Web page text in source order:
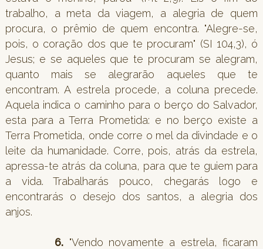
trabalho, a meta da viagem, a alegria de quem
procura, o prêmio de quem encontra. "Alegre-se,
pois, o coração dos que te procuram" (SI 104,3), ó
Jesus; e se aqueles que te procuram se alegram,
quanto mais se alegrarão aqueles que te
encontram. A estrela procede, a coluna precede.
Aquela indica o caminho para o berço do Salvador,
esta para a Terra Prometida: e no berço existe a
Terra Prometida, onde corre o mel da divindade e o
leite da humanidade. Corre, pois, atrás da estrela,
apressa-te atrás da coluna, para que te guiem para
a vida. Trabalharás pouco, chegarás logo e
encontrarás o desejo dos santos, a alegria dos
anjos.
6. "Vendo novamente a estrela, ficaram